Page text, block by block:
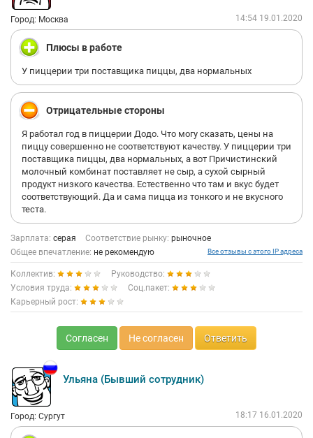
Город: Москва 14:54 19.01.2020
Плюсы в работе
У пиццерии три поставщика пиццы, два нормальных
Отрицательные стороны
Я работал год в пиццерии Додо. Что могу сказать, цены на
пиццу совершенно не соответствуют качеству. У пиццерии три
поставщика пиццы, два нормальных, а вот Причистинский
молочный комбинат поставляет не сыр, а сухой сырный
продукт низкого качества. Естественно что там и вкус будет
соответствующий. Да и сама пицца из тонкого и не вкусного
теста.
Зарплата: серая Соответствие рынку: рыночное
Общее впечатление: не рекомендую Все отзывы с этого IP адреса
Коллектив:
Руководство:
Условия труда:
Соц.пакет:
Карьерный рост:
Согласен Не согласен Ответить
Ульяна (Бывший сотрудник)
Город: Сургут 18:17 16.01.2020